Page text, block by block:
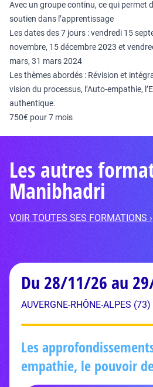
Avec un groupe continu, ce qui permet
soutien dans l’apprentissage
Les dates des 7 jours : vendredi 15
novembre, 15 décembre 2023 et
mars, 31 mars 2024
Les thèmes abordés : Révision et
vision du processus, l’Auto-empathie,
authentique.
750€ pour 7 mois
Les autres
Manibhadri
VOIR TOUTES SES FORMATIONS ›
Du 28/11/26 au
AUVERGNE-RHÔNE-ALPES (73)
Les
empathie, le pouvoir